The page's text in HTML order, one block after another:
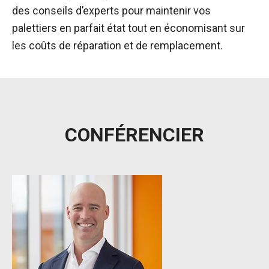
des conseils d’experts pour maintenir vos
palettiers en parfait état tout en économisant sur
les coûts de réparation et de remplacement.
CONFÉRENCIER